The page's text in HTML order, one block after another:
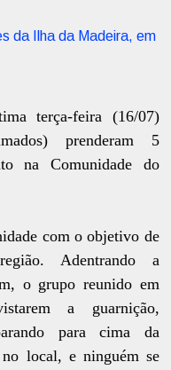
da Ilha da Madeira, em
terça-feira (16/07)
prenderam 5
na Comunidade do
com o objetivo de
Adentrando a
o grupo reunido em
a guarnição,
para cima da
local, e ninguém se